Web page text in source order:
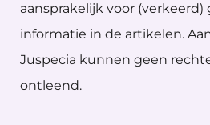
aansprakelijk voor (verkeerd)
informatie in de artikelen.
Juspecia kunnen geen
ontleend.